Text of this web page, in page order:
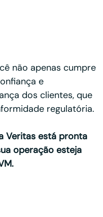
não apenas cumpre
e
dos clientes, que
regulatória.
Veritas está pronta
operação esteja